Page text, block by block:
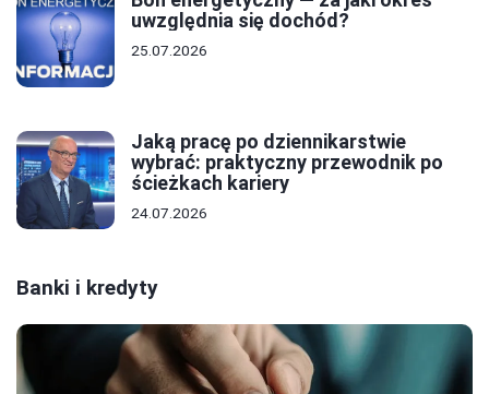
uwzględnia się dochód?
25.07.2026
Jaką pracę po dziennikarstwie
wybrać: praktyczny przewodnik po
ścieżkach kariery
24.07.2026
Banki i kredyty